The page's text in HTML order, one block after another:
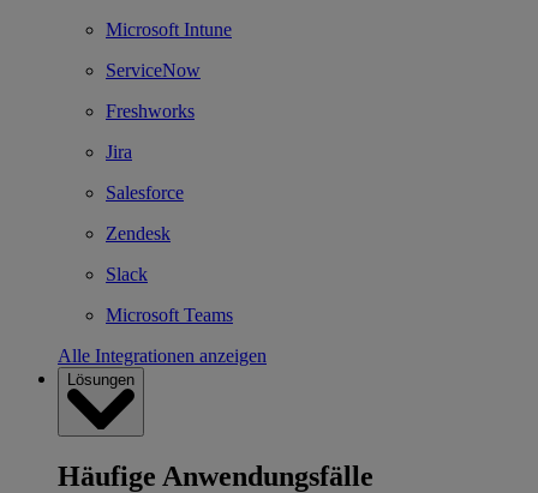
Microsoft Intune
ServiceNow
Freshworks
Jira
Salesforce
Zendesk
Slack
Microsoft Teams
Alle Integrationen anzeigen
Lösungen
Häufige Anwendungsfälle